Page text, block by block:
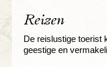
Reizen
De reislustige toerist
geestige en